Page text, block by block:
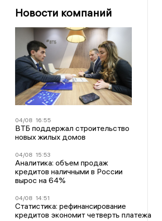
Новости компаний
04/08 16:55
ВТБ поддержал строительство
новых жилых домов
04/08 15:53
Аналитика: объем продаж
кредитов наличными в России
вырос на 64%
04/08 14:51
Статистика: рефинансирование
кредитов экономит четверть платежа